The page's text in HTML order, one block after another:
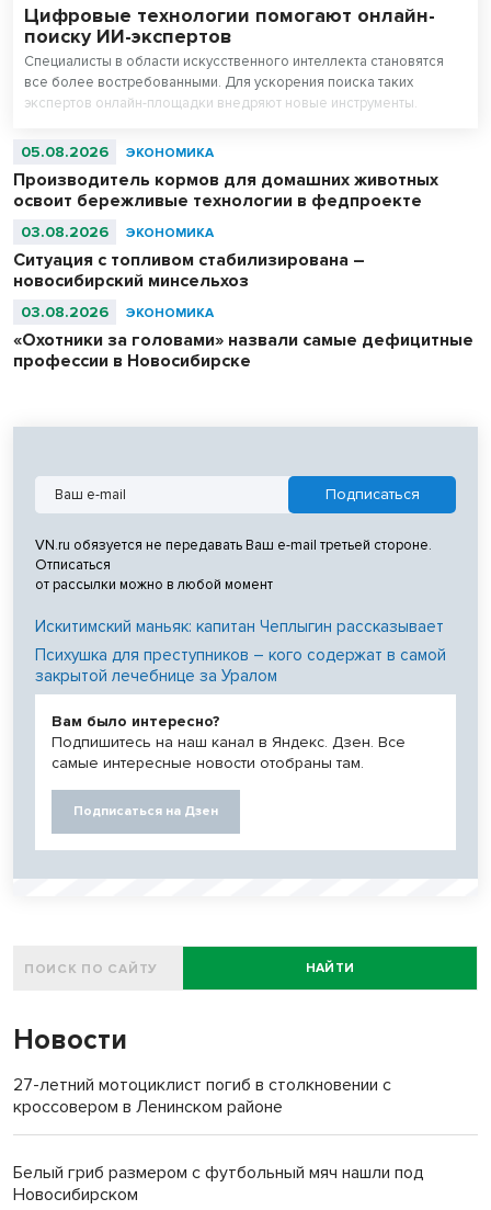
Цифровые технологии помогают онлайн-
поиску ИИ-экспертов
Специалисты в области искусственного интеллекта становятся
все более востребованными. Для ускорения поиска таких
экспертов онлайн-площадки внедряют новые инструменты.
05.08.2026 ЭКОНОМИКА
Производитель кормов для домашних животных
освоит бережливые технологии в федпроекте
03.08.2026 ЭКОНОМИКА
Ситуация с топливом стабилизирована –
новосибирский минсельхоз
03.08.2026 ЭКОНОМИКА
«Охотники за головами» назвали самые дефицитные
профессии в Новосибирске
VN.ru обязуется не передавать Ваш e-mail третьей стороне.
Отписаться
от рассылки можно в любой момент
Искитимский маньяк: капитан Чеплыгин рассказывает
Психушка для преступников – кого содержат в самой
закрытой лечебнице за Уралом
Вам было интересно?
Подпишитесь на наш канал в Яндекс. Дзен. Все
самые интересные новости отобраны там.
Подписаться на Дзен
НАЙТИ
Новости
27-летний мотоциклист погиб в столкновении с
кроссовером в Ленинском районе
Белый гриб размером с футбольный мяч нашли под
Новосибирском